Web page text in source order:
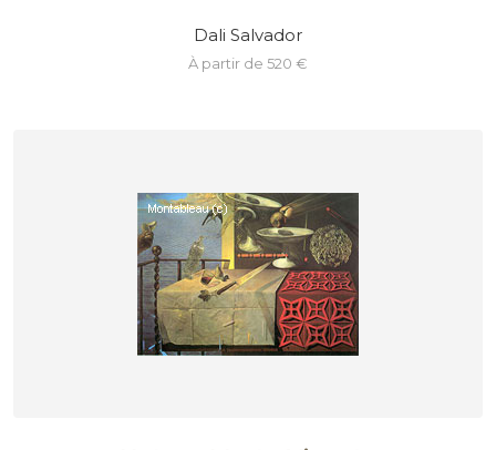
Dali Salvador
à partir de 520 €